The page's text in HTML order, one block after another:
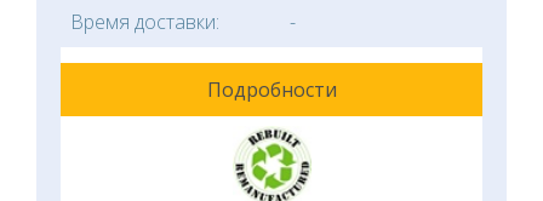
Время доставки:
-
Подробности